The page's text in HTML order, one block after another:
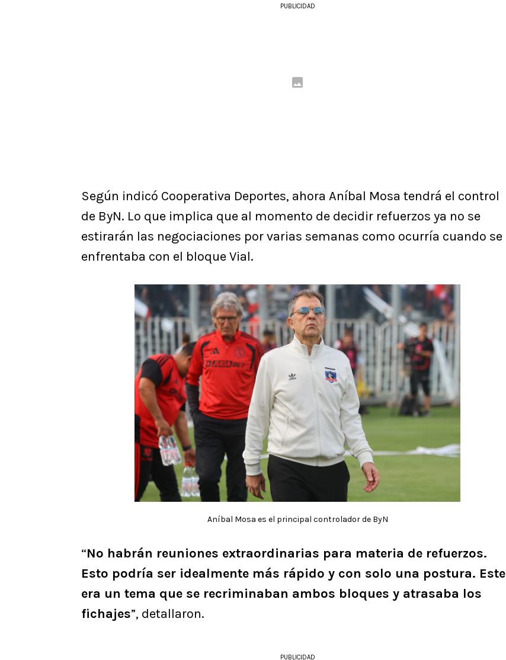
PUBLICIDAD
Según indicó Cooperativa Deportes, ahora Aníbal Mosa tendrá el control
de ByN. Lo que implica que al momento de decidir refuerzos ya no se
estirarán las negociaciones por varias semanas como ocurría cuando se
enfrentaba con el bloque Vial.
Aníbal Mosa es el principal controlador de ByN
“No habrán reuniones extraordinarias para materia de refuerzos.
Esto podría ser idealmente más rápido y con solo una postura. Este
era un tema que se recriminaban ambos bloques y atrasaba los
fichajes”, detallaron.
PUBLICIDAD